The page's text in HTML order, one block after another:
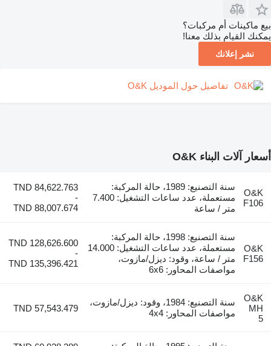
بيع ماكينات أم مركبات؟
يمكنك القيام بذلك معنا!
نشر إعلانك
تفاصيل حول الموديل O&K
أسعار آلات البناء O&K
O&K
F106
سنة التصنيع: 1989، حالة المركبة:
مستعملة، عدد ساعات التشغيل: 7.400
متر / ساعة
TND 84,622.763
-
TND 88,007.674
O&K
F156
سنة التصنيع: 1998، حالة المركبة:
مستعملة، عدد ساعات التشغيل: 14.000
متر / ساعة، وقود: ديزل/مازوت،
مواصفات المحاور: 6x6
TND 128,626.600
-
TND 135,396.421
O&K
MH
5
سنة التصنيع: 1984، وقود: ديزل/مازوت،
مواصفات المحاور: 4x4
TND 57,543.479